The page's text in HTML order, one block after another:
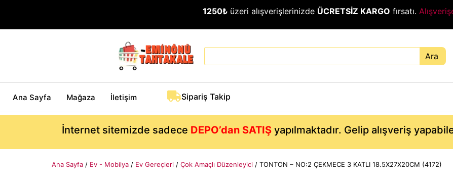
1250₺ üzeri alışverişlerinizde ÜCRETSİZ KARGO fırsatı.
Ara
Ana Sayfa Mağaza İletişim Sipariş Takip
İnternet sitemizde sadece DEPO’dan SATIŞyapılmaktadır. Gelip alışveriş
Ana Sayfa / Ev - Mobilya / Ev Gereçleri / Çok Amaçlı Düzenleyici / TONTON – NO:2 ÇEKMECE 3 KATLI 18.5X27X20CM (4172)